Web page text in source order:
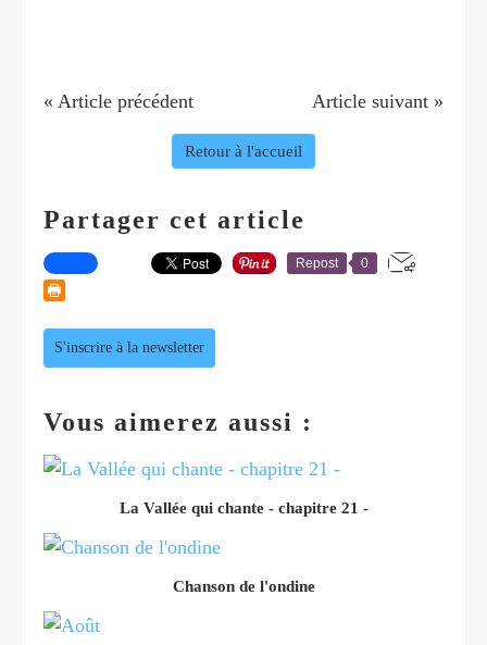
« Article précédent Article suivant »
Retour à l'accueil
Partager cet article
Repost 0
S'inscrire à la newsletter
Vous aimerez aussi :
La Vallée qui chante - chapitre 21 -
Chanson de l'ondine